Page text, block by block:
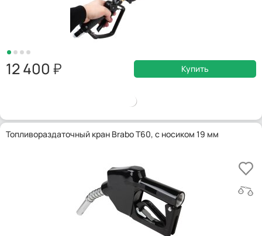
12 400 Купить
Топливораздаточный кран Brabo T60, с носиком 19 мм